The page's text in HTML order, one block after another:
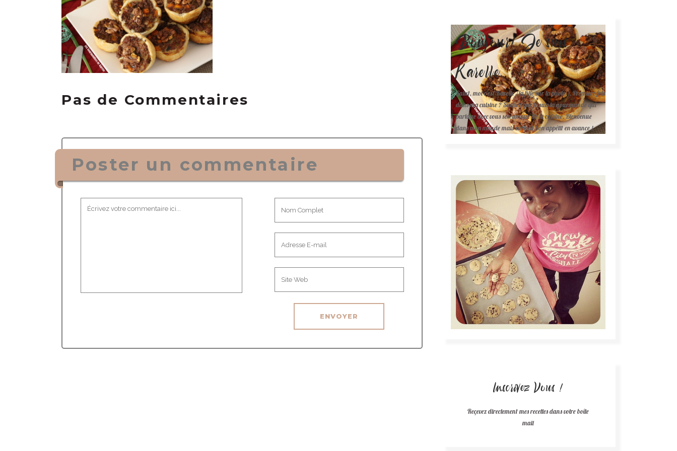
Pas de Commentaires
Poster un commentaire
Bonjour! Je suis
Karelle.
Salut, moi c'est Karelle (la fille sur la photo ). Première fois
dans ma cuisine ? Sachez que je suis la gourmande qui
partage avec vous son amour de la cuisine. Bienvenue
dans mon monde mais surtout bon appétit en avance !
Inscrivez Vous !
Reçevez directement mes recettes dans votre boîte
mail